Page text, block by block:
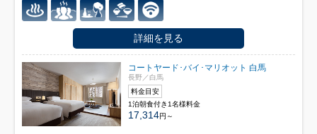
詳細を見る
コートヤード･バイ･マリオット 白馬
長野／白馬
料金目安
1泊朝食付き1名様料金
17,314円～